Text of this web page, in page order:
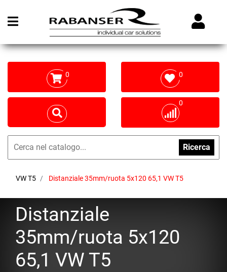
Open menu
0 0
0
Ricerca
VW T5 Distanziale 35mm/ruota 5x120 65,1 VW T5
Distanziale
35mm/ruota 5x120
65,1 VW T5